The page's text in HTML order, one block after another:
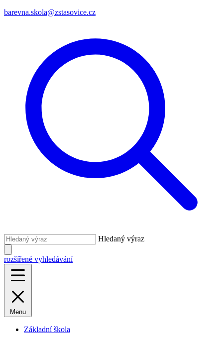
barevna.skola@zstasovice.cz
Hledaný výraz
rozšířené vyhledávání
Menu
Základní škola